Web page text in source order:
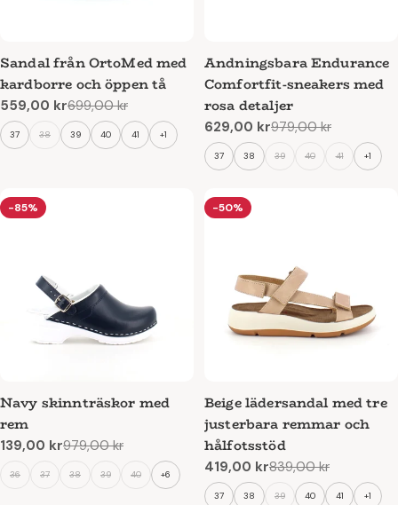
Sandal från OrtoMed med
kardborre och öppen tå
Reapris
559,00 kr
Ordinarie
pris
699,00 kr
37 38 39 40 41 +1
Andningsbara Endurance
Comfortfit-sneakers med
rosa detaljer
Reapris
629,00 kr
Ordinarie
pris
979,00 kr
37 38 39 40 41 +1
-85%
Navy skinnträskor med
rem
Reapris
139,00 kr
Ordinarie
pris
979,00 kr
36 37 38 39 40 +6
-50%
Beige lädersandal med tre
justerbara remmar och
hålfotsstöd
Reapris
419,00 kr
Ordinarie
pris
839,00 kr
37 38 39 40 41 +1